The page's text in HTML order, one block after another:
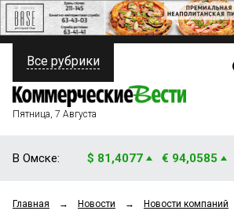
ПОЛИТИКА
ФИНАНСЫ
ОБЩЕСТВО
Все рубрики
Пятница, 7 Августа
В Омске: $ 81,4077 € 94,0585
Главная → Новости → Новости компаний